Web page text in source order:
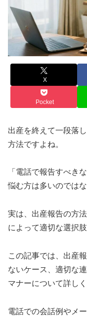
X
Pocket
出産を終えて一段落
方法ですよね。
「電話で報告すべき
悩む方は多いのでは
実は、出産報告の方
によって適切な選択
この記事では、出産
ないケース、適切な
マナーについて詳し
電話での会話例やメ